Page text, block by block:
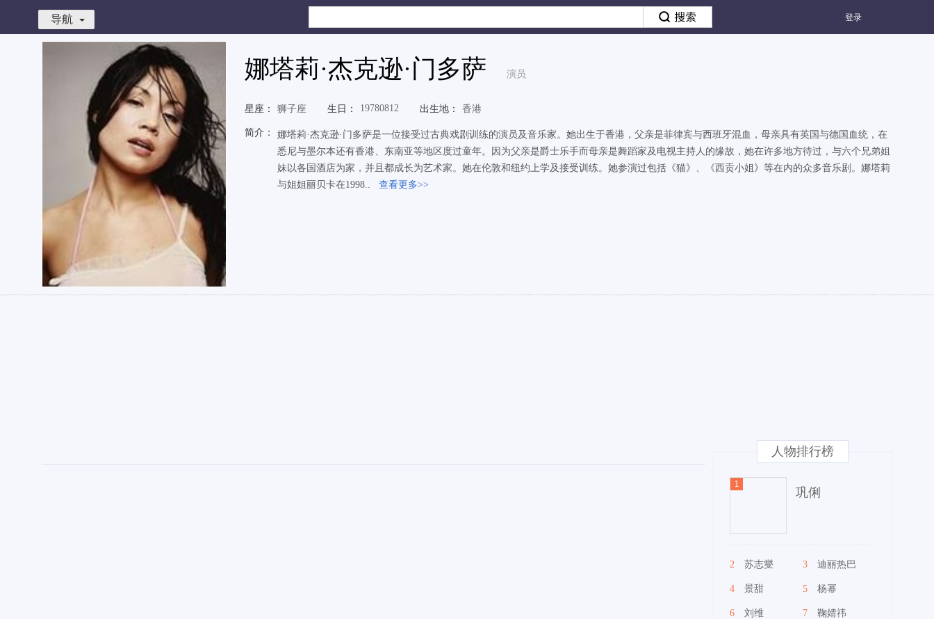
登录
导航
娜塔莉·杰克逊·门多萨 演员
星座： 狮子座 生日： 19780812 出生地： 香港
简介：
娜塔莉·杰克逊·门多萨是一位接受过古典戏剧训练的演员及音乐家。她出生于香港，父亲是菲律宾与西班牙混血，母亲具有英国与德国血统，在
悉尼与墨尔本还有香港、东南亚等地区度过童年。因为父亲是爵士乐手而母亲是舞蹈家及电视主持人的缘故，她在许多地方待过，与六个兄弟姐
妹以各国酒店为家，并且都成长为艺术家。她在伦敦和纽约上学及接受训练。她参演过包括《猫》、《西贡小姐》等在内的众多音乐剧。娜塔莉
与姐姐丽贝卡在1998..
查看更多>>
人物排行榜
巩俐
2 苏志燮 3 迪丽热巴
4 景甜 5 杨幂
6 刘维 7 鞠婧祎